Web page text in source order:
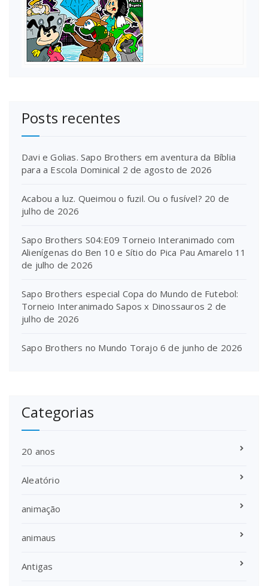
Posts recentes
Davi e Golias. Sapo Brothers em aventura da Bíblia
para a Escola Dominical 2 de agosto de 2026
Acabou a luz. Queimou o fuzil. Ou o fusível? 20 de
julho de 2026
Sapo Brothers S04:E09 Torneio Interanimado com
Alienígenas do Ben 10 e Sítio do Pica Pau Amarelo 11
de julho de 2026
Sapo Brothers especial Copa do Mundo de Futebol:
Torneio Interanimado Sapos x Dinossauros 2 de
julho de 2026
Sapo Brothers no Mundo Torajo 6 de junho de 2026
Categorias
20 anos
Aleatório
animação
animaus
Antigas